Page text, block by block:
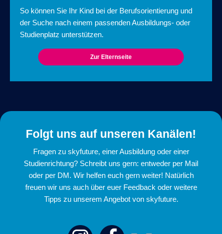
So können Sie Ihr Kind bei der Berufsorientierung und
der Suche nach einem passenden Ausbildungs- oder
Studienplatz unterstützen.
Zur Elternseite
Folgt uns auf unseren Kanälen!
Fragen zu skyfuture, einer Ausbildung oder einer
Studienrichtung? Schreibt uns gern: entweder per Mail
oder per DM. Wir helfen euch gern weiter! Natürlich
freuen wir uns auch über euer Feedback oder weitere
Tipps zu unserem Angebot von skyfuture.